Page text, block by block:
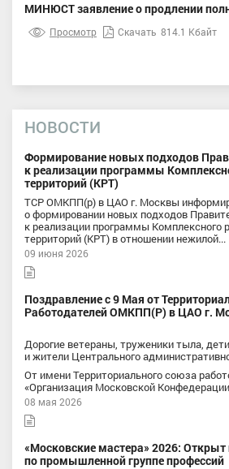
МИНЮСТ заявление о продлении
Просмотр Скачать 814.1 Кбайт
НОВОСТИ
Формирование новых подходов
к реализации программы
территорий (КРТ)
ТСР ОМКПП(р) в ЦАО г. Москвы
о формировании новых подходов
к реализации программы Комплексного
территорий (КРТ) в отношении нежилой...
09 июня 2026
Поздравление с 9 Мая от
Работодателей ОМКПП(Р) в ЦАО г.
Дорогие ветераны, труженики тыла,
и жители Центрального
От имени Территориального союза
«Организация Московской
08 мая 2026
«Московские мастера» 2026:
по промышленной группе профессий